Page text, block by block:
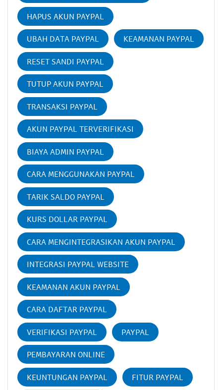
HAPUS AKUN PAYPAL
UBAH DATA PAYPAL KEAMANAN PAYPAL
RESET SANDI PAYPAL
TUTUP AKUN PAYPAL
TRANSAKSI PAYPAL
AKUN PAYPAL TERVERIFIKASI
BIAYA ADMIN PAYPAL
CARA MENGGUNAKAN PAYPAL
TARIK SALDO PAYPAL
KURS DOLLAR PAYPAL
CARA MENGINTEGRASIKAN AKUN PAYPAL
INTEGRASI PAYPAL WEBSITE
KEAMANAN AKUN PAYPAL
CARA DAFTAR PAYPAL
VERIFIKASI PAYPAL PAYPAL
PEMBAYARAN ONLINE
KEUNTUNGAN PAYPAL FITUR PAYPAL